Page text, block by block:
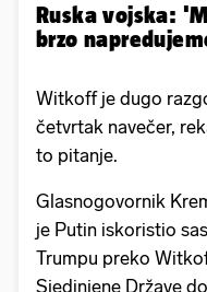
Ruska vojska:
brzo
Witkoff je dugo
četvrtak navečer,
to pitanje.
Glasnogovornik
je Putin iskoristio
Trumpu preko
Sjedinjene Države